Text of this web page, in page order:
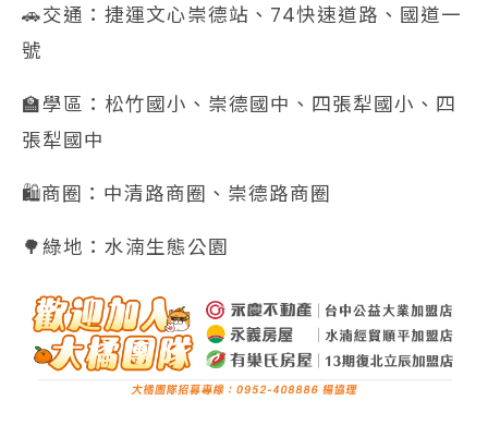
🚗交通：捷運文心崇德站、74快速道路、國道一
號
🏫學區：松竹國小、崇德國中、四張犁國小、四
張犁國中
🛍️商圈：中清路商圈、崇德路商圈
🌳綠地：水湳生態公園